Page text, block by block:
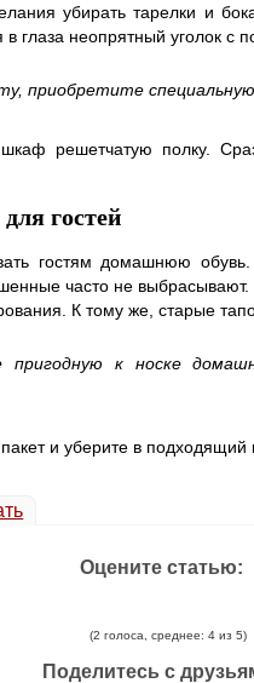
убирать тарелки и
глаза неопрятный уголок с
приобретите
решетчатую полку.
гостей
гостям домашнюю
часто не
К тому же, старые
пригодную к носке
и уберите в подходящий
Оцените статью:
(2 голоса, среднее: 4 из 5)
Поделитесь с